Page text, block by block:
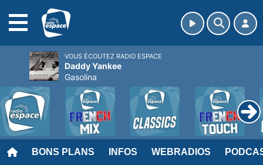
BONS PLANS INFOS WEBRADIOS
VOUS ÉCOUTEZ RADIO ESPACE
Daddy Yankee
Gasolina